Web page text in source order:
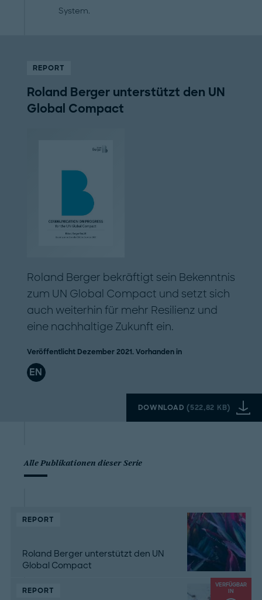
System.
REPORT
Roland Berger unterstützt den UN
Global Compact
Roland Berger bekräftigt sein Bekenntnis
zum UN Global Compact und setzt sich
auch weiterhin für mehr Resilienz und
eine nachhaltige Zukunft ein.
Veröffentlicht Dezember 2021. Vorhanden in
EN
DOWNLOAD(522,82 KB)
Alle Publikationen dieser Serie
REPORT
Roland Berger unterstützt den UN
Global Compact
VERFÜGBAR
IN
REPORT